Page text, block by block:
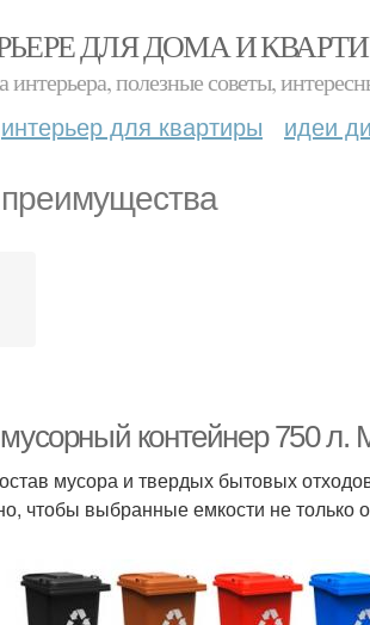
ДЛЯ ДОМА И
полезные советы,
интерьер для квартиры идеи
контейнер 750 л.
мусора и твердых бытовых
чтобы выбранные емкости не только